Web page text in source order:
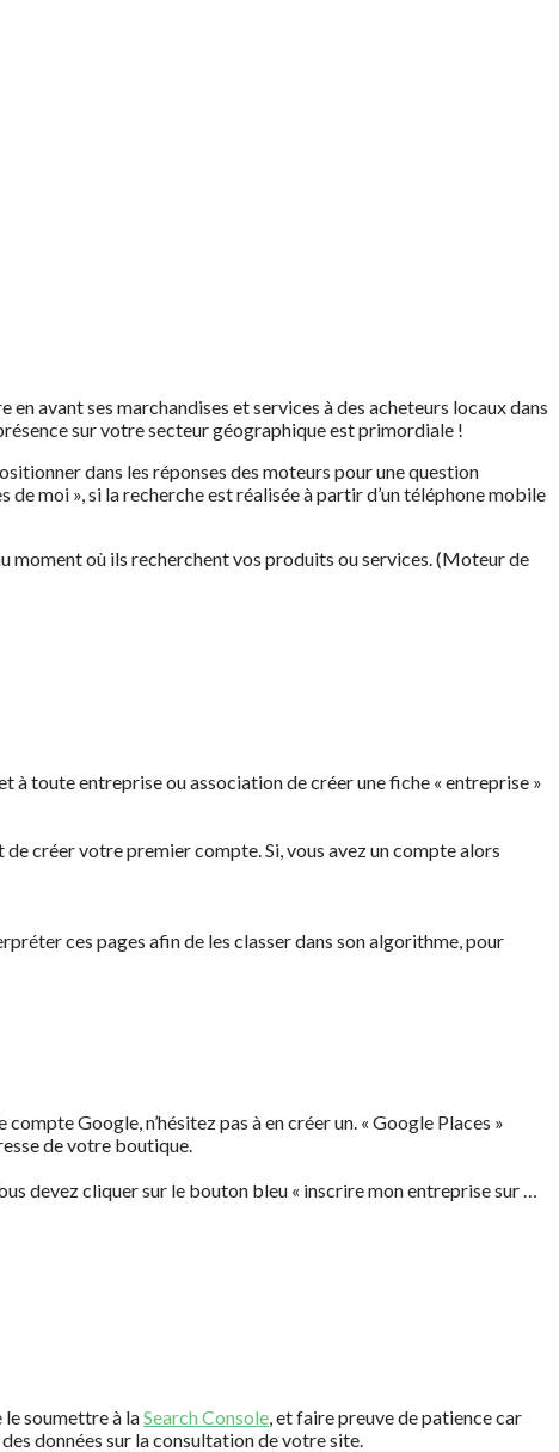
avant ses marchandises et services à des acheteurs locaux dans
sur votre secteur géographique est primordiale !
dans les réponses des moteurs pour une question
moi », si la recherche est réalisée à partir d’un téléphone mobile
moment où ils recherchent vos produits ou services. (Moteur de
à toute entreprise ou association de créer une fiche « entreprise »
créer votre premier compte. Si, vous avez un compte alors
ces pages afin de les classer dans son algorithme, pour
Google, n’hésitez pas à en créer un. « Google Places »
de votre boutique.
devez cliquer sur le bouton bleu « inscrire mon entreprise sur …
soumettre à laSearch Console, et faire preuve de patience car
données sur la consultation de votre site.